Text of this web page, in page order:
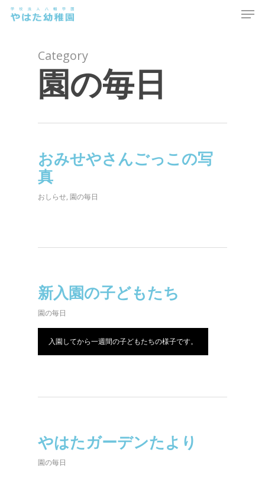
Skip
Category
園の毎日
おみせやさんごっこの写
真
おしらせ, 園の毎日
新入園の子どもたち
園の毎日
入園してから一週間の子どもたちの様子です。
やはたガーデンたより
園の毎日